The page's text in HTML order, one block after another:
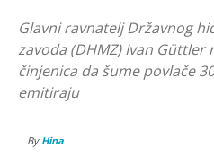
Glavni ravnatelj Državnog
zavoda (DHMZ) Ivan Güttler
činjenica da šume povlače
emitiraju
By Hina